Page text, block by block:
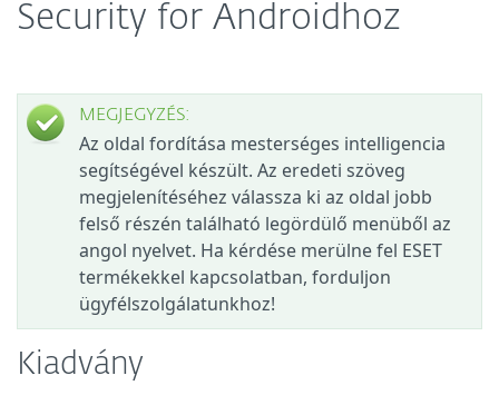
Security for Androidhoz
MEGJEGYZÉS:
Az oldal fordítása mesterséges intelligencia
segítségével készült. Az eredeti szöveg
megjelenítéséhez válassza ki az oldal jobb
felső részén található legördülő menüből az
angol nyelvet. Ha kérdése merülne fel ESET
termékekkel kapcsolatban, forduljon
ügyfélszolgálatunkhoz!
Kiadvány